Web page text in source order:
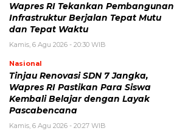
Wapres RI Tekankan Pembangunan
Infrastruktur Berjalan Tepat Mutu
dan Tepat Waktu
Kamis, 6 Agu 2026 - 20:30 WIB
Nasional
Tinjau Renovasi SDN 7 Jangka,
Wapres RI Pastikan Para Siswa
Kembali Belajar dengan Layak
Pascabencana
Kamis, 6 Agu 2026 - 20:27 WIB